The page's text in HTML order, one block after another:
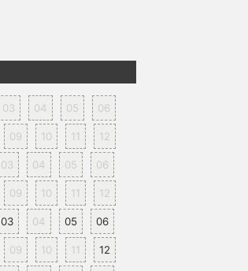
03 04 05 06
09 10 11 12
03 04 05 06
09 10 11 12
03 04 05 06
09 10 11 12